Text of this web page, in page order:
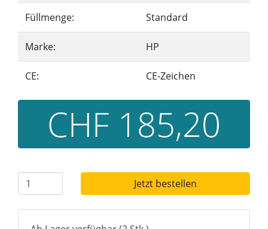
Füllmenge: Standard
Marke: HP
CE: CE-Zeichen
CHF 185,20
Jetzt bestellen